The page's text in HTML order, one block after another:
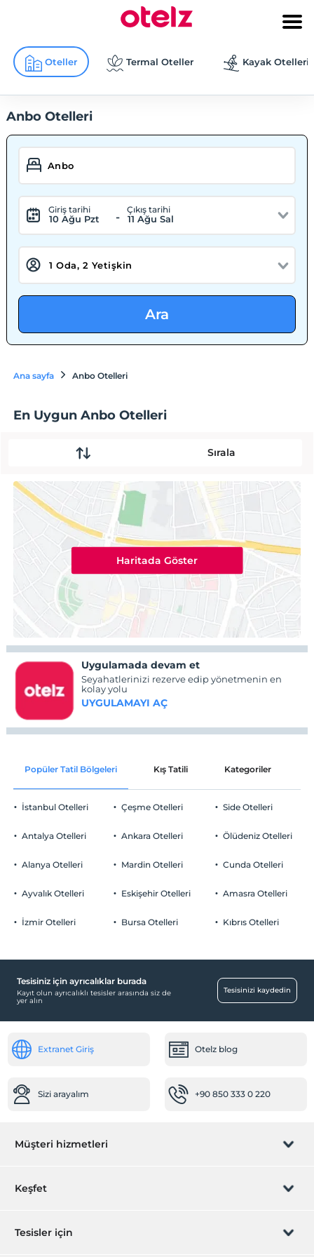
Oteller Termal Oteller Kayak Otelleri
Anbo Otelleri
Giriş tarihi
10 Ağu Pzt -
Çıkış tarihi
11 Ağu Sal
Ara
Ana sayfa Anbo Otelleri
En Uygun Anbo Otelleri
Sırala
Haritada Göster
Uygulamada devam et
Seyahatlerinizi rezerve edip yönetmenin en
kolay yolu
UYGULAMAYI AÇ
Popüler Tatil Bölgeleri Kış Tatili Kategoriler
İstanbul Otelleri
Antalya Otelleri
Alanya Otelleri
Ayvalık Otelleri
İzmir Otelleri
Çeşme Otelleri
Ankara Otelleri
Mardin Otelleri
Eskişehir Otelleri
Bursa Otelleri
Side Otelleri
Ölüdeniz Otelleri
Cunda Otelleri
Amasra Otelleri
Kıbrıs Otelleri
Tesisiniz için ayrıcalıklar burada
Kayıt olun ayrıcalıklı tesisler arasında siz de
yer alın
Tesisinizi kaydedin
Extranet Giriş Otelz blog
Sizi arayalım +90 850 333 0 220
Müşteri hizmetleri
Rezervasyon yönet
Keşfet
Hediye Kart
Tesisler için